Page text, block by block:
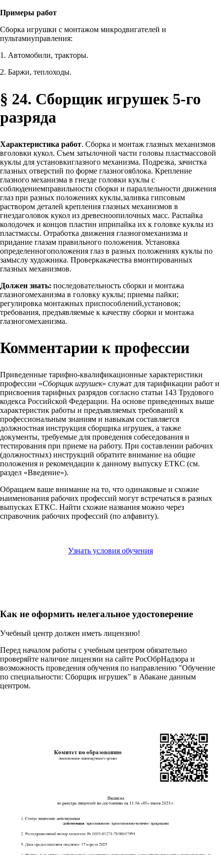
Примеры работ
Сборка игрушки с монтажом микродвигателей и
пультамиуправления:
1. Автомобили, тракторы.
2. Баржи, теплоходы.
§ 24. Сборщик игрушек 5-го
разряда
Характеристика работ. Сборка и монтаж глазных механизмов
вголовки кукол. Съем затылочной части головы пластмассовой
куклы для установкиглазного механизма. Подрезка, зачистка
глазных отверстий по форме глазногояблока. Крепление
глазного механизма в гнезде головки куклы с
соблюдениемправильности сборки и параллельности движения
глаз при разных положениях куклы,заливка гипсовым
раствором деталей крепления глазных механизмов в
гнездаголовок кукол из древесноопилочных масс. Распайка
колодочек и концов пластин иприпайка их к головке куклы из
пластмассы. Отработка движения глазногомеханизма и
придание глазам правильного положения. Установка
определенногоположения глаз в разных положениях куклы по
замыслу художника. Проверкакачества вмонтированных
глазных механизмов.
Должен знать: последовательность сборки и монтажа
глазногомеханизма в головку куклы; приемы пайки;
регулировка монтажных приспособлений,установок;
требования, предъявляемые к качеству сборки и монтажа
глазногомеханизма.
Комментарии к профессии
Приведенные тарифно-квалификационные характеристики
профессии «Сборщик игрушек» служат для тарификации работ и
присвоения тарифных разрядов согласно статьи 143 Трудового
кодекса Российской Федерации. На основе приведенных выше
характеристик работы и предъявляемых требований к
профессиональным знаниям и навыкам составляется
должностная инструкция сборщика игрушек, а также
документы, требуемые для проведения собеседования и
тестирования при приеме на работу. При составлении рабочих
(должностных) инструкций обратите внимание на общие
положения и рекомендации к данному выпуску ЕТКС (см.
раздел «Введение»).
Обращаем ваше внимание на то, что одинаковые и схожие
наименования рабочих профессий могут встречаться в разных
выпусках ЕТКС. Найти схожие названия можно через
справочник рабочих профессий (по алфавиту).
Узнать условия обучения
Как не оформить нелегальное удостоверение
Учебный центр должен иметь лицензию!
Перед началом работы с учебным центром обязательно
проверяйте наличие лицензии на сайте РосОбрНадзора и
возможность проведения обучения по направлению "Обучение
по специальности: Сборщик игрушек" в Абакане данным
центром.